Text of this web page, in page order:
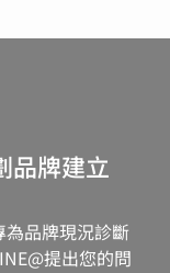
品牌建立
品牌現況診斷
提出您的問